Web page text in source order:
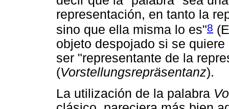
representación, en tanto la
sino que ella misma lo es"8
objeto despojado si se
ser "representante de la
(Vorstellungsrepräsentanz).
La utilización de la palabra